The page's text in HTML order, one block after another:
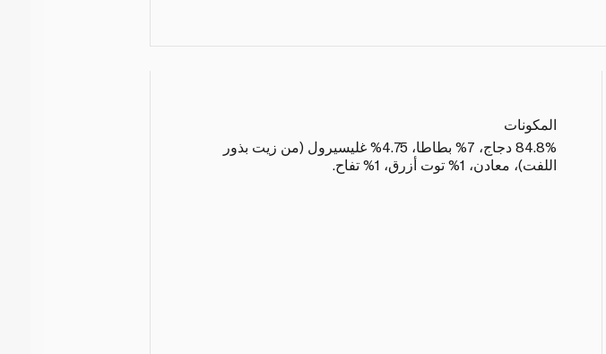
المكونات
84.8% دجاج، 7% بطاطا، 4.75% غليسيرول (من زيت بذور
اللفت)، معادن، 1% توت أزرق، 1% تفاح.